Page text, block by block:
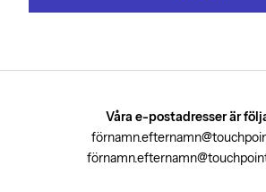
Våra e-postadresser är